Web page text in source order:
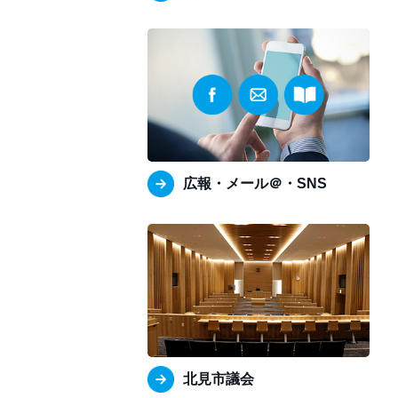
広報・メール＠・SNS
北見市議会